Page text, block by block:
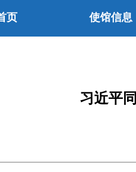
页 使馆信息
习近平